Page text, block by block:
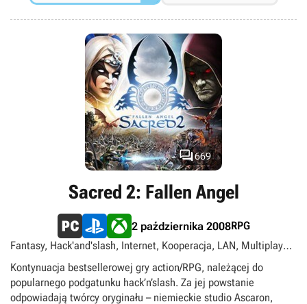
ukazana została w klasycznym widoku z boku, a zabawa
sprowadza się do parcia w prawą stronę ekranu i eliminowania
kolejnych hord przeciwników za pomocą dwóch rodzajów
ataków oraz zdolności specjalnych. Zabici wrogowie
pozostawiają na polu bitwy swój ekwipunek, dzięki czemu w
toku zabawy zyskujemy także dostęp do nowych narzędzi mordu
oraz pancerzy. Sacred Citadel zaprojektowane zostało pod
kątem rozgrywki kooperacyjnej i w porównaniu z pełnoprawnymi
odsłonami serii odznacza się mocno kreskówkową oprawą
669
Sacred 2: Fallen Angel
2 października 2008RPG
Fantasy, Hack'and'slash, Internet, Kooperacja, LAN, Multiplayer,
RPG akcji, Singleplayer, Widok izometryczny, singleplayer,
multiplayer
Kontynuacja bestsellerowej gry action/RPG, należącej do
popularnego podgatunku hack’n’slash. Za jej powstanie
odpowiadają twórcy oryginału – niemieckie studio Ascaron,